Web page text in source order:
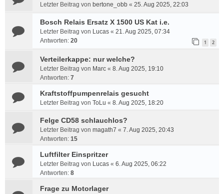
Letzter Beitrag von bertone_obb « 25. Aug 2025, 22:03
Bosch Relais Ersatz X 1500 US Kat i.e.
Letzter Beitrag von Lucas « 21. Aug 2025, 07:34
Antworten: 20 1 2
Verteilerkappe: nur welche?
Letzter Beitrag von Marc « 8. Aug 2025, 19:10
Antworten: 7
Kraftstoffpumpenrelais gesucht
Letzter Beitrag von ToLu « 8. Aug 2025, 18:20
Felge CD58 schlauchlos?
Letzter Beitrag von magath7 « 7. Aug 2025, 20:43
Antworten: 15
Luftfilter Einspritzer
Letzter Beitrag von Lucas « 6. Aug 2025, 06:22
Antworten: 8
Frage zu Motorlager